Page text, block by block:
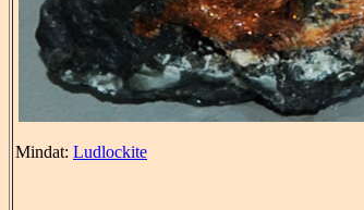
Mindat: Ludlockite